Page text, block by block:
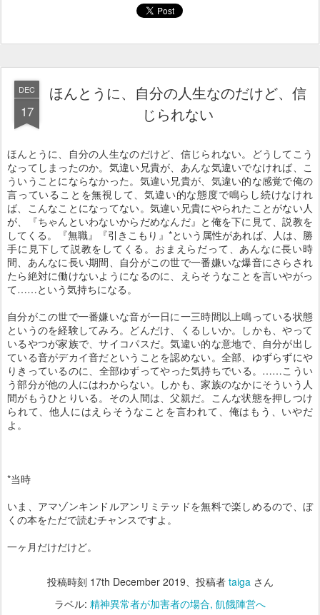
DEC
17
ほんとうに、自分の人生なのだけど、信
じられない
ほんとうに、自分の人生なのだけど、信じられない。どうしてこう
なってしまったのか。気違い兄貴が、あんな気違いでなければ、こ
ういうことにならなかった。気違い兄貴が、気違い的な感覚で俺の
言っていることを無視して、気違い的な態度で鳴らし続けなけれ
ば、こんなことになってない。気違い兄貴にやられたことがない人
が、『ちゃんといわないからだめなんだ』と俺を下に見て、説教を
してくる。『無職』『引きこもり』*という属性があれば、人は、勝
手に見下して説教をしてくる。おまえらだって、あんなに長い時
間、あんなに長い期間、自分がこの世で一番嫌いな爆音にさらされ
たら絶対に働けないようになるのに、えらそうなことを言いやがっ
て……という気持ちになる。
自分がこの世で一番嫌いな音が一日に一三時間以上鳴っている状態
というのを経験してみろ。どんだけ、くるしいか。しかも、やって
いるやつが家族で、サイコパスだ。気違い的な意地で、自分が出し
ている音がデカイ音だということを認めない。全部、ゆずらずにや
りきっているのに、全部ゆずってやった気持ちでいる。……こうい
う部分が他の人にはわからない。しかも、家族のなかにそういう人
間がもうひとりいる。その人間は、父親だ。こんな状態を押しつけ
られて、他人にはえらそうなことを言われて、俺はもう、いやだ
よ。
*当時
いま、アマゾンキンドルアンリミテッドを無料で楽しめるので、ぼ
くの本をただで読むチャンスですよ。
一ヶ月だけだけど。
投稿時刻 17th December 2019、投稿者 taigaさん
ラベル: 精神異常者が加害者の場合 飢餓陣営へ